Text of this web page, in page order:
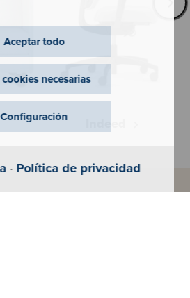
Configuración
Aceptar todo
necesarias
· Política de privacidad